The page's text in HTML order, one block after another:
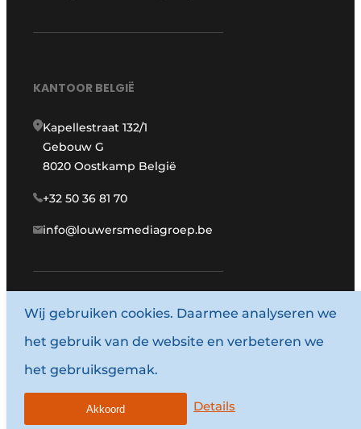
KANTOOR BELGIË
Kapellestraat 132/1
Gebouw G
8020 Oostkamp België
+32 50 36 81 70
info@louwersmediagroep.be
www.louwersmediagroep.com
© 1987 - 2026 Louwersmediagroep.
Algemene voorwaarden
Wij gebruiken cookies. Daarmee analyseren we
het gebruik van de website en verbeteren we
het gebruiksgemak.
Details
Akkoord